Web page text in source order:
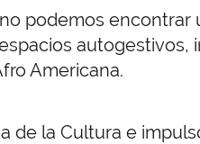
podemos encontrar
autogestivos,
Americana.
de la Cultura e